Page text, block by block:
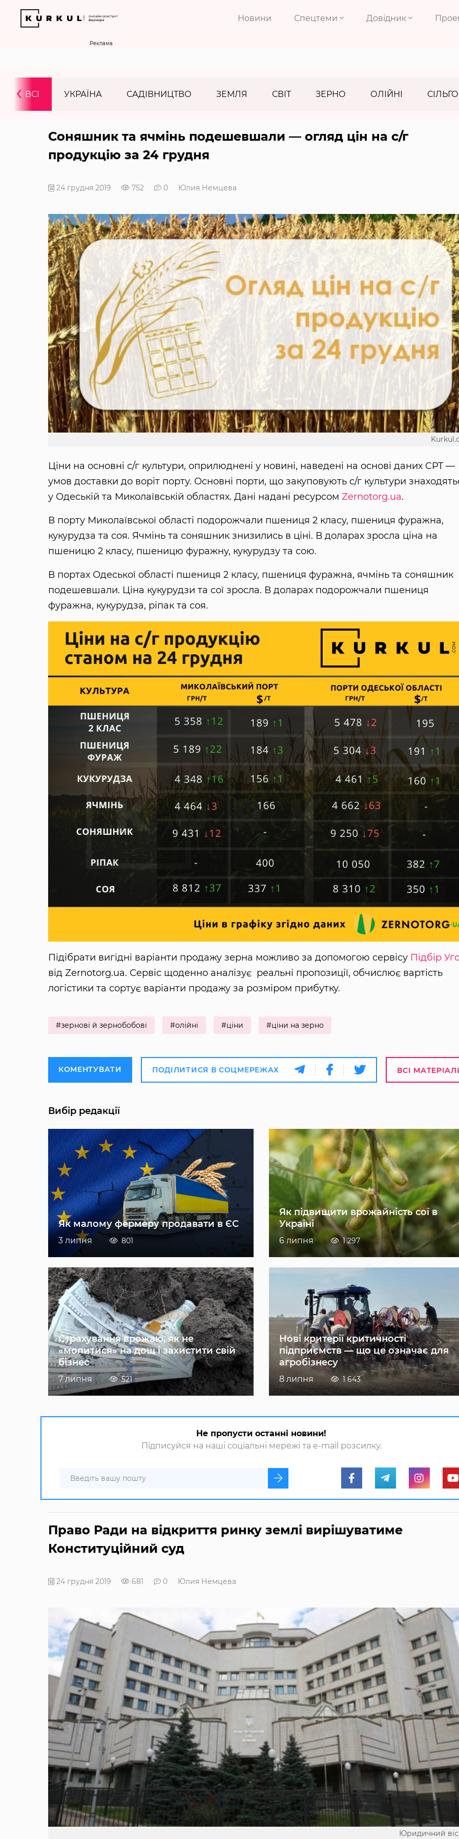
Новини Спецтеми Довідник
Реклама
ВСІ УКРАЇНА САДІВНИЦТВО ЗЕМЛЯ СВІТ ЗЕРНО ОЛІЙНІ
‹
Соняшник та ячмінь подешевшали — огляд цін на с/г
продукцію за 24 грудня
24 грудня 2019 752 0 Юлия Немцева
Ціни на основні с/г культури, оприлюднені у новині, наведені на основі даних CPT —
умов доставки до воріт порту. Основні порти, що закуповують с/г культури
у Одеській та Миколаївській областях. Дані надані ресурсом Zernotorg.ua.
В порту Миколаївської області подорожчали пшениця 2 класу, пшениця фуражна,
кукурудза та соя. Ячмінь та соняшник знизились в ціні. В доларах зросла ціна на
пшеницю 2 класу, пшеницю фуражну, кукурудзу та сою.
В портах Одеської області пшениця 2 класу, пшениця фуражна, ячмінь та соняшник
подешевшали. Ціна кукурудзи та сої зросла. В доларах подорожчали пшениця
фуражна, кукурудза, ріпак та соя.
Підібрати вигідні варіанти продажу зерна можливо за допомогою сервісу Підбір
від Zernotorg.ua. Сервіс щоденно аналізує реальні пропозиції, обчислює вартість
логістики та сортує варіанти продажу за розміром прибутку.
#зернові й зернобобові #олійні #ціни #ціни на зерно
КОМЕНТУВАТИ ПОДІЛИТИСЯ В СОЦМЕРЕЖАХ ВСІ
Вибір редакції
Як малому фермеру продавати в ЄС
3 липня 801
Як підвищити врожайність сої в
Україні
6 липня 1 297
Страхування врожаю, як не
«молитися» на дощ і захистити свій
бізнес
7 липня 521
Нові критерії критичності
підприємств — що це означає для
агробізнесу
8 липня 1 643
Не пропусти останні новини!
Підписуйся на наші соціальні мережі та e-mail розсилку.
Право Ради на відкриття ринку землі вирішуватиме
Конституційний суд
24 грудня 2019 681 0 Юлия Немцева
Юридичний